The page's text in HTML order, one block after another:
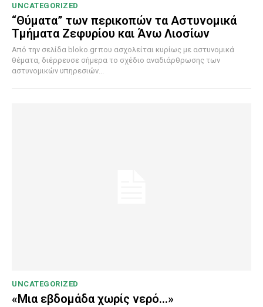
UNCATEGORIZED
“Θύματα” των περικοπών τα Αστυνομικά
Τμήματα Ζεφυρίου και Άνω Λιοσίων
Από την σελίδα bloko.gr που ασχολείται κυρίως με αστυνομικά
θέματα, διέρρευσε σήμερα το σχέδιο αναδιάρθρωσης των
αστυνομικών υπηρεσιών...
UNCATEGORIZED
«Μια εβδομάδα χωρίς νερό…»